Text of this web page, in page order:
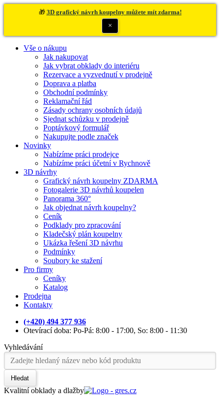
🎁 3D grafický návrh koupelny můžete mít zdarma!
×
Vše o nákupu
Jak nakupovat
Jak vybrat obklady do interiéru
Rezervace a vyzvednutí v prodejně
Doprava a platba
Obchodní podmínky
Reklamační řád
Zásady ochrany osobních údajů
Sjednat schůzku v prodejně
Poptávkový formulář
Nakupujte podle značek
Novinky
Nabízíme práci prodejce
Nabízíme práci účetní v Rychnově
3D návrhy
Grafický návrh koupelny ZDARMA
Fotogalerie 3D návrhů koupelen
Panorama 360°
Jak objednat návrh koupelny?
Ceník
Podklady pro zpracování
Kladečský plán koupelny
Ukázka řešení 3D návrhu
Podmínky
Soubory ke stažení
Pro firmy
Ceníky
Katalog
Prodejna
Kontakty
(+420) 494 377 936
Otevírací doba: Po-Pá: 8:00 - 17:00, So: 8:00 - 11:30
Vyhledávání
Hledat
Kvalitní obklady a dlažby